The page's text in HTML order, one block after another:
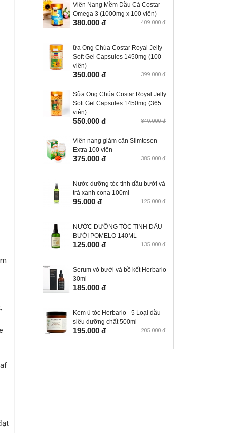
Viên Nang Mềm Dầu Cá Costar
Omega 3 (1000mg x 100 viên)
380.000 đ 409.000 đ
ữa Ong Chúa Costar Royal Jelly
Soft Gel Capsules 1450mg (100
viên)
350.000 đ 399.000 đ
Sữa Ong Chúa Costar Royal Jelly
Soft Gel Capsules 1450mg (365
viên)
550.000 đ 849.000 đ
Viên nang giảm cân Slimtosen
Extra 100 viên
375.000 đ 385.000 đ
Nước dưỡng tóc tinh dầu bưởi và
trà xanh cona 100ml
95.000 đ 125.000 đ
NƯỚC DƯỠNG TÓC TINH DẦU
BƯỞI POMELO 140ML
125.000 đ 135.000 đ
Serum vỏ bưởi và bồ kết Herbario
30ml
185.000 đ
Kem ủ tóc Herbario - 5 Loại dầu
siêu dưỡng chất 500ml
195.000 đ 205.000 đ